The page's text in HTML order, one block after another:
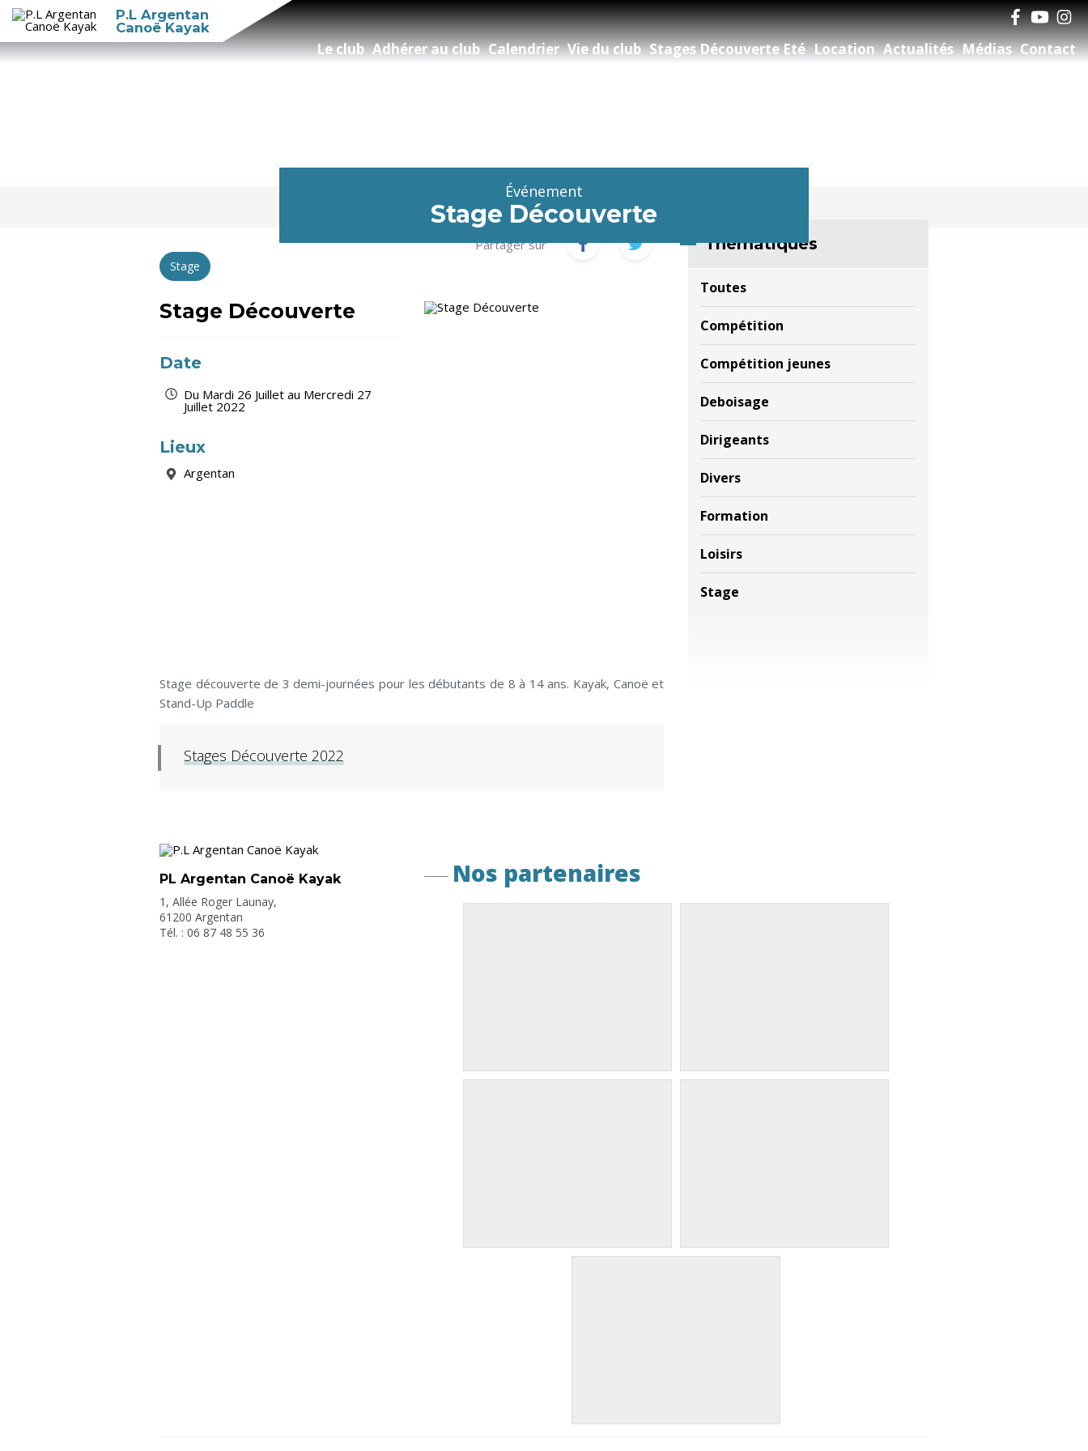
P.L Argentan
Canoë Kayak
Le club Adhérer au club Calendrier Vie du club Stages Découverte Eté Location Actualités Médias Contact
Événement
Stage Découverte
Stage
Stage Découverte
Date
Du Mardi 26 Juillet au Mercredi 27
Juillet 2022
Lieux
Argentan
Stage découverte de 3 demi-journées pour les débutants de 8 à 14 ans. Kayak, Canoë et
Stand-Up Paddle
Stages Découverte 2022
Partager sur Thématiques
Toutes
Compétition
Compétition jeunes
Deboisage
Dirigeants
Divers
Formation
Loisirs
Stage
PL Argentan Canoë Kayak
1, Allée Roger Launay,
61200 Argentan
Tél. : 06 87 48 55 36
Nos partenaires